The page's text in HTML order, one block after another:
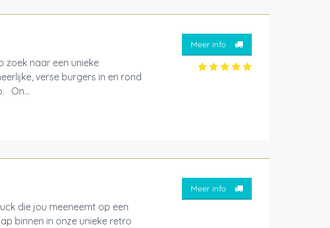
zoek naar een unieke
verse burgers in en rond
On...
Meer info
die jou meeneemt op een
binnen in onze unieke retro
Meer info